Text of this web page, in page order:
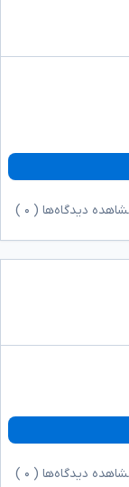
دیدگاه‌ها ( ۰
دیدگاه‌ها ( ۰